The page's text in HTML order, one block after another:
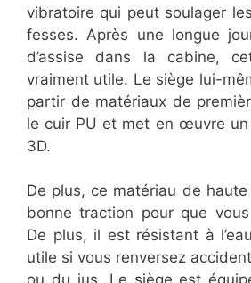
vibratoire qui peut soulager
fesses. Après une longue
d’assise dans la cabine,
vraiment utile. Le siège lui-
partir de matériaux de
le cuir PU et met en œuvre un
3D.
De plus, ce matériau de
bonne traction pour que
De plus, il est résistant à
utile si vous renversez